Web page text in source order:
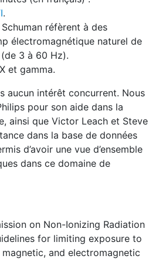
.
réfèrent à des
électromagnétique naturel de
3 à 60 Hz).
et gamma.
aucun intérêt concurrent. Nous
pour son aide dans la
ainsi que Victor Leach et Steve
dans la base de données
d’avoir une vue d’ensemble
dans ce domaine de
on Non-Ionizing Radiation
for limiting exposure to
and electromagnetic